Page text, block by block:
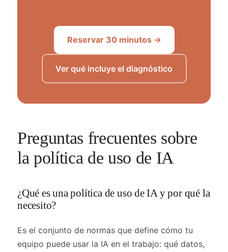
Reservar 30 minutos →
Ver qué incluye el diagnóstico
Preguntas frecuentes sobre
la política de uso de IA
¿Qué es una política de uso de IA y por qué la
necesito?
Es el conjunto de normas que define cómo tu
equipo puede usar la IA en el trabajo: qué datos,